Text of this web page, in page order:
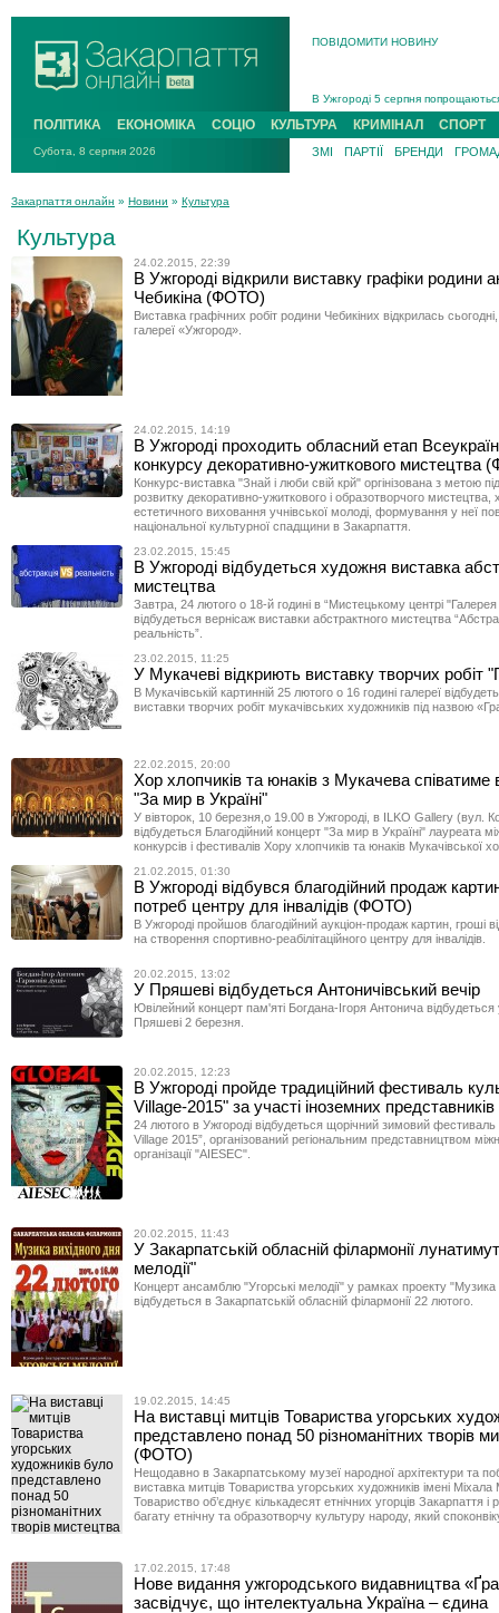
ПОВІДОМИТИ НОВИНУ
Інструктора районного ТЦК на
В Ужгороді 5 серпня
Підтвердили загибель
На війні з рф поліг військовий з
На Хустщині внаслідок ДТП за
ПОЛІТИКА ЕКОНОМІКА СОЦІО КУЛЬТУРА КРИМІНАЛ СПОРТ
Субота, 8 серпня 2026 ЗМІ ПАРТІЇ БРЕНДИ
Закарпаття онлайн » Новини » Культура
Культура
24.02.2015, 22:39
В Ужгороді відкрили виставку графіки родини
Чебикіна (ФОТО)
Виставка графічних робіт родини Чебикіних відкрилась
галереї «Ужгород».
24.02.2015, 14:19
В Ужгороді проходить обласний етап
конкурсу декоративно-ужиткового мистецтва
Конкурс-виставка "Знай і люби свій крй" оргінізована з метою
розвитку декоративно-ужиткового і образотворчого мистецтва,
естетичного виховання учнівської молоді, формування у неї
національної культурної спадщини в Закарпаття.
23.02.2015, 15:45
В Ужгороді відбудеться художня виставка
мистецтва
Завтра, 24 лютого о 18-й годині в “Мистецькому центрі
відбудеться вернісаж виставки абстрактного мистецтва
реальність”.
23.02.2015, 11:25
У Мукачеві відкриють виставку творчих робіт
В Мукачівській картинній 25 лютого о 16 годині галереї
виставки творчих робіт мукачівських художників під назвою
22.02.2015, 20:00
Хор хлопчиків та юнаків з Мукачева співатиме
"За мир в Україні"
У вівторок, 10 березня,о 19.00 в Ужгороді, в ILKO Gallery (вул.
відбудеться Благодійний концерт "За мир в Україні" лауреата
конкурсів і фестивалів Хору хлопчиків та юнаків Мукачівської
21.02.2015, 01:30
В Ужгороді відбувся благодійний продаж
потреб центру для інвалідів (ФОТО)
В Ужгороді пройшов благодійний аукціон-продаж картин, гроші
на створення спортивно-реабілітаційного центру для інвалідів.
20.02.2015, 13:02
У Пряшеві відбудеться Антоничівський вечір
Ювілейний концерт пам'яті Богдана-Ігоря Антонича
Пряшеві 2 березня.
20.02.2015, 12:23
В Ужгороді пройде традиційний фестиваль
Village-2015" за участі іноземних представників
24 лютого в Ужгороді відбудеться щорічний зимовий фестиваль
Village 2015”, організований регіональним представництвом
організації "AIESEC".
20.02.2015, 11:43
У Закарпатській обласній філармонії
мелодії"
Концерт ансамблю "Угорські мелодії" у рамках проекту "Музика
відбудеться в Закарпатській обласній філармонії 22 лютого.
19.02.2015, 14:45
На виставці митців Товариства угорських
представлено понад 50 різноманітних творів
(ФОТО)
Нещодавно в Закарпатському музеї народної архітектури та
виставка митців Товариства угорських художників імені Міхала
Товариство об’єднує кількадесят етнічних угорців Закарпаття і
багату етнічну та образотворчу культуру народу, який
17.02.2015, 17:48
Нове видання ужгородського видавництва
засвідчує, що інтелектуальна Україна – єдина